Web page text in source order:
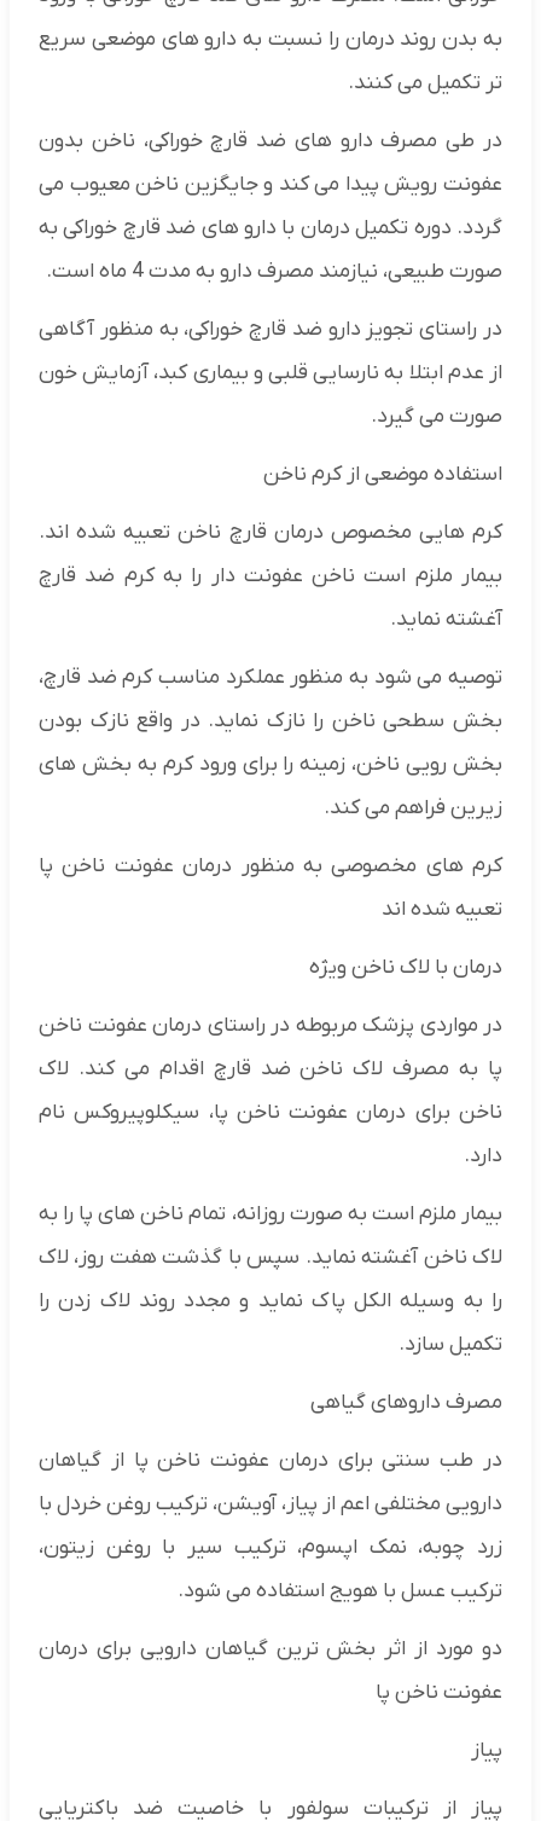
به بدن روند درمان را نسبت به دارو های موضعی سریع
تر تکمیل می کنند.
در طی مصرف دارو های ضد قارچ خوراکی، ناخن بدون
عفونت رویش پیدا می کند و جایگزین ناخن معیوب می
گردد. دوره تکمیل درمان با دارو های ضد قارچ خوراکی به
صورت طبیعی، نیازمند مصرف دارو به مدت 4 ماه است.
در راستای تجویز دارو ضد قارچ خوراکی، به منظور آگاهی
از عدم ابتلا به نارسایی قلبی و بیماری کبد، آزمایش خون
صورت می گیرد.
استفاده موضعی از کرم ناخن
کرم هایی مخصوص درمان قارچ ناخن تعبیه شده اند.
بیمار ملزم است ناخن عفونت دار را به کرم ضد قارچ
آغشته نماید.
توصیه می شود به منظور عملکرد مناسب کرم ضد قارچ،
بخش سطحی ناخن را نازک نماید. در واقع نازک بودن
بخش رویی ناخن، زمینه را برای ورود کرم به بخش های
زیرین فراهم می کند.
کرم های مخصوصی به منظور درمان عفونت ناخن پا
تعبیه شده اند
درمان با لاک ناخن ویژه
در مواردی پزشک مربوطه در راستای درمان عفونت ناخن
پا به مصرف لاک ناخن ضد قارچ اقدام می کند. لاک
ناخن برای درمان عفونت ناخن پا، سیکلوپیروکس نام
دارد.
بیمار ملزم است به صورت روزانه، تمام ناخن های پا را به
لاک ناخن آغشته نماید. سپس با گذشت هفت روز، لاک
را به وسیله الکل پاک نماید و مجدد روند لاک زدن را
تکمیل سازد.
مصرف داروهای گیاهی
در طب سنتی برای درمان عفونت ناخن پا از گیاهان
دارویی مختلفی اعم از پیاز، آویشن، ترکیب روغن خردل با
زرد چوبه، نمک اپسوم، ترکیب سیر با روغن زیتون،
ترکیب عسل با هویج استفاده می شود.
دو مورد از اثر بخش ترین گیاهان دارویی برای درمان
عفونت ناخن پا
پیاز
پیاز از ترکیبات سولفور با خاصیت ضد باکتریایی